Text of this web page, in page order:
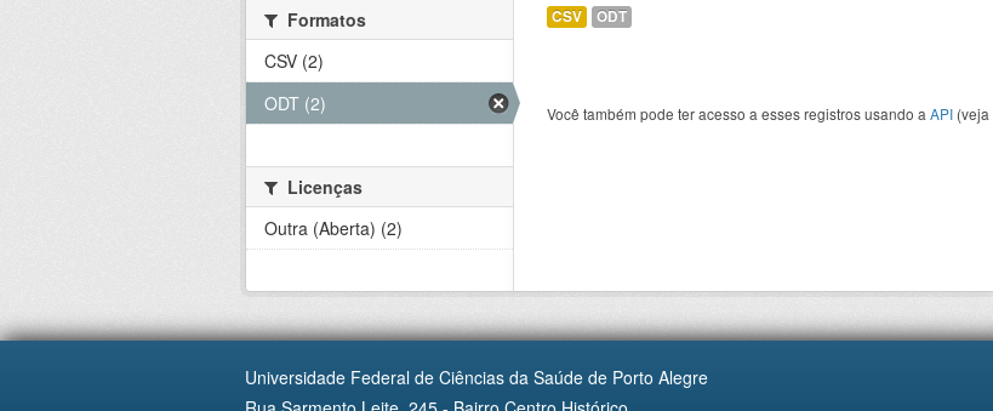
CSV ODT
Você também pode ter acesso a esses registros usando a API (veja
Formatos
CSV (2)
ODT (2)
Licenças
Outra (Aberta) (2)
Universidade Federal de Ciências da Saúde de Porto Alegre